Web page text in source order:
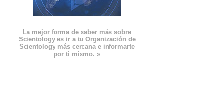
La mejor forma de saber más sobre
Scientology es ir a tu Organización de
Scientology más cercana e informarte
por ti mismo. »